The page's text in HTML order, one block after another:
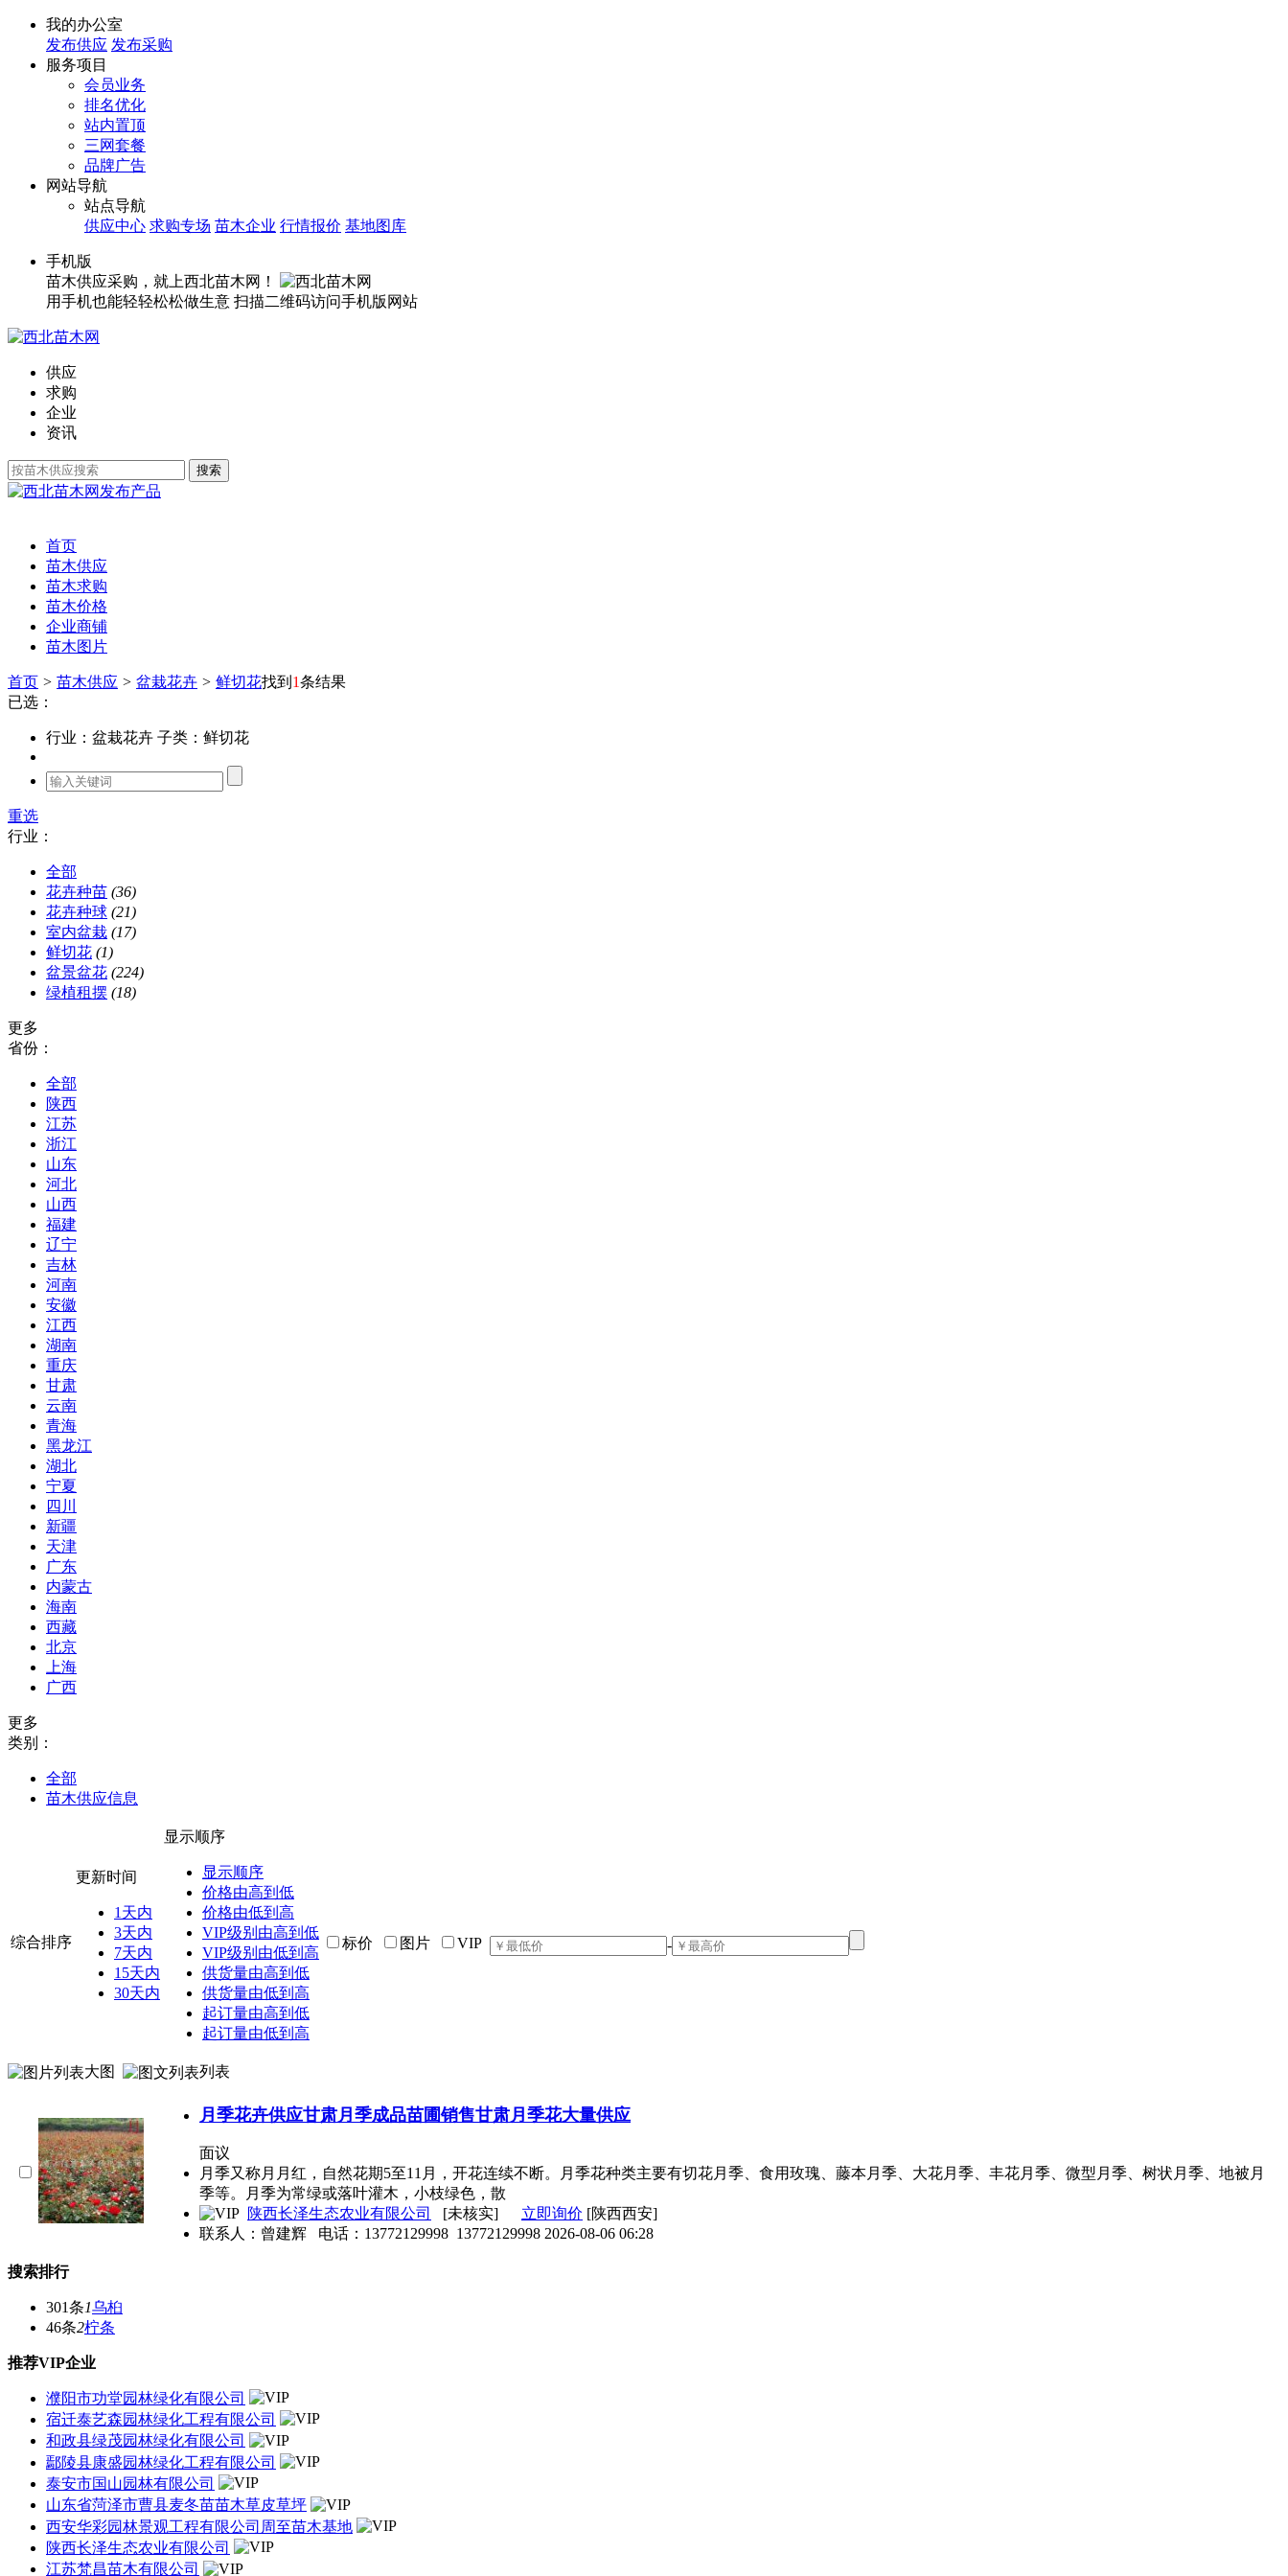
我的办公室
发布供应 发布采购
服务项目
会员业务
排名优化
站内置顶
三网套餐
品牌广告
网站导航
站点导航
供应中心 求购专场 苗木企业 行情报价 基地图库
手机版
苗木供应采购，就上西北苗木网！
用手机也能轻轻松松做生意 扫描二维码访问手机版网站
供应
求购
企业
资讯
发布产品
首页
苗木供应
苗木求购
苗木价格
企业商铺
苗木图片
首页 > 苗木供应 > 盆栽花卉 > 鲜切花找到 1条结果
已选：
行业：盆栽花卉 子类：鲜切花
重选
行业：
全部
花卉种苗 (36)
花卉种球 (21)
室内盆栽 (17)
鲜切花 (1)
盆景盆花 (224)
绿植租摆 (18)
更多
省份：
全部
陕西
江苏
浙江
山东
河北
山西
福建
辽宁
吉林
河南
安徽
江西
湖南
重庆
甘肃
云南
青海
黑龙江
湖北
宁夏
四川
新疆
天津
广东
内蒙古
海南
西藏
北京
上海
广西
更多
类别：
全部
苗木供应信息
综合排序
更新时间
1天内
3天内
7天内
15天内
30天内
显示顺序
显示顺序
价格由高到低
价格由低到高
VIP级别由高到低
VIP级别由低到高
供货量由高到低
供货量由低到高
起订量由高到低
起订量由低到高
标价 图片 VIP -
大图 列表
月季花卉供应甘肃月季成品苗圃销售甘肃月季花大量供应
面议
月季又称月月红，自然花期5至11月，开花连续不断。月季花种类主要有切花月季、食用玫瑰、藤本月季、大花月季、丰花月季、微型月季、树状月季、地被月
季等。月季为常绿或落叶灌木，小枝绿色，散
陕西长泽生态农业有限公司
[未核实] 立即询价 [陕西西安]
联系人：曾建辉
电话： 13772129998 13772129998 2026-08-06 06:28
搜索排行
301条1乌桕
46条2柠条
推荐VIP企业
濮阳市功堂园林绿化有限公司
宿迁泰艺森园林绿化工程有限公司
和政县绿茂园林绿化有限公司
鄢陵县康盛园林绿化工程有限公司
泰安市国山园林有限公司
山东省菏泽市曹县麦冬苗苗木草皮草坪
西安华彩园林景观工程有限公司周至苗木基地
陕西长泽生态农业有限公司
江苏梵昌苗木有限公司